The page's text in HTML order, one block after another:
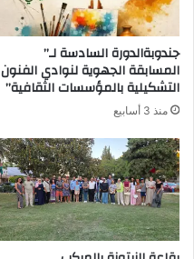
جندوبةالدورة السادسة لـ”
المسابقة الجهوية لنوادي الفنون
التشكيلية بالمؤسسات الثقافية”
منذ 3 أسابيع